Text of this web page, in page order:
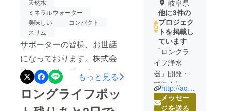
ミネラルウォーター
美味しい
コンパクト
スリム
サポーターの皆様、お世話
になっております。株式会
社アクアリードです。 1台
で2Lペットボトル約800本
分！長寿命なポット型浄水
もっと見る
ロングライフポッ
岐阜県
他に3件の
プロジェク
トを掲載し
ています
「ロングラ
イフ浄水
器」開発・
製造会社の
株式会社ア
クアリード
http://aqua-lead.jp/
メッセー
ジを送る